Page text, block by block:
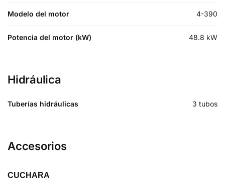
Modelo del motor 4-390
Potencia del motor (kW) 48.8 kW
Hidráulica
Tuberías hidráulicas 3 tubos
Accesorios
CUCHARA